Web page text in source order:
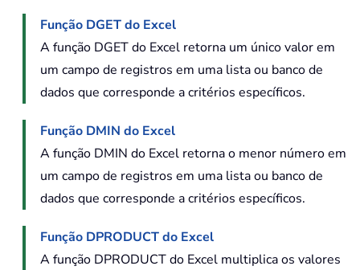
Função DGET do Excel
A função DGET do Excel retorna um único valor em
um campo de registros em uma lista ou banco de
dados que corresponde a critérios específicos.
Função DMIN do Excel
A função DMIN do Excel retorna o menor número em
um campo de registros em uma lista ou banco de
dados que corresponde a critérios específicos.
Função DPRODUCT do Excel
A função DPRODUCT do Excel multiplica os valores